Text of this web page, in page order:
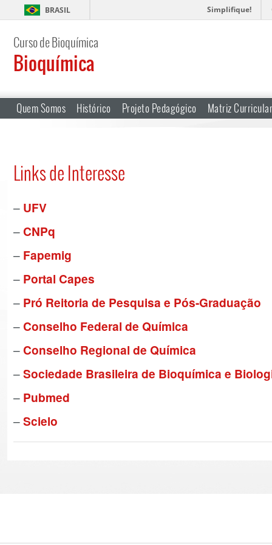
BRASIL Simplifique!
Curso de Bioquímica
Bioquímica
Quem Somos Histórico Projeto Pedagógico Matriz Curricular
Links de Interesse
– UFV
– CNPq
– Fapemig
– Portal Capes
– Pró Reitoria de Pesquisa e Pós-Graduação
– Conselho Federal de Química
– Conselho Regional de Química
–Sociedade Brasileira de Bioquímica e
– Pubmed
–Scielo